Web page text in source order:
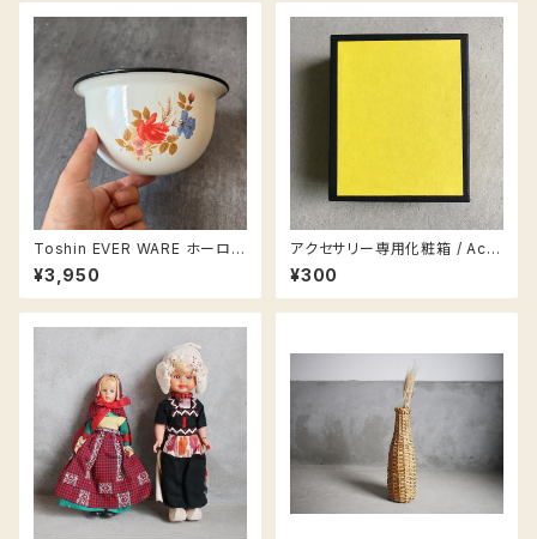
Toshin EVER WARE ホーロー
ボウル
¥3,950
アクセサリー専用化粧箱 / Acc
essories box
¥300